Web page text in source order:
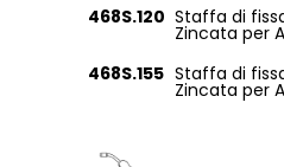
468S.120 Staffa di
Zincata per
468S.155 Staffa di
Zincata per